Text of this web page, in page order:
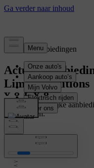
Tijdelijke aanbiedingen
Actuele
Limited Editions
Bekijk alle tijdelijke
uitvoeringen.
Business Editions